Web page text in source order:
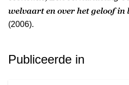
welvaart en over het geloof in
(2006).
Publiceerde in